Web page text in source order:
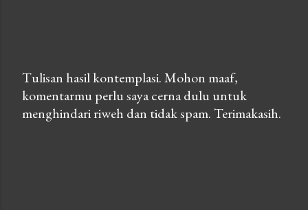
P
o
Tulisan hasil kontemplasi. Mohon maaf,
komentarmu perlu saya cerna dulu untuk
menghindari riweh dan tidak spam. Terimakasih.